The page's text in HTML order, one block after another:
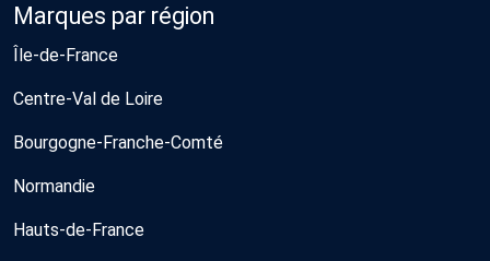
Marques par région
Île-de-France
Centre-Val de Loire
Bourgogne-Franche-Comté
Normandie
Hauts-de-France